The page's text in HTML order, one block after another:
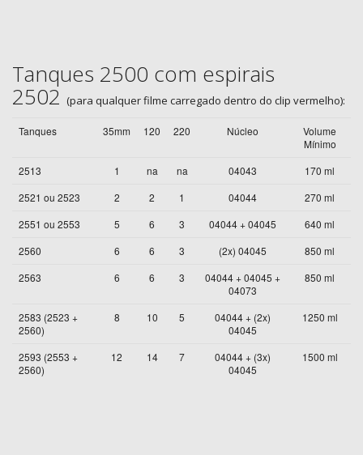
Tanques 2500 com espirais
2502 (para qualquer filme carregado dentro do clip vermelho):
Tanques 35mm 120 220 Núcleo
Volume
Mínimo
2513
1 na na 04043
170 ml
2521 ou 2523
2 2 1 04044
270 ml
2551 ou 2553
5 6 3 04044 + 04045
640 ml
2560
6 6 3 (2x) 04045
850 ml
2563
6 6 3
04044 + 04045 +
04073
850 ml
2583 (2523 +
2560)
8 10 5
04044 + (2x)
04045
1250 ml
2593 (2553 +
2560)
12 14 7
04044 + (3x)
04045
1500 ml